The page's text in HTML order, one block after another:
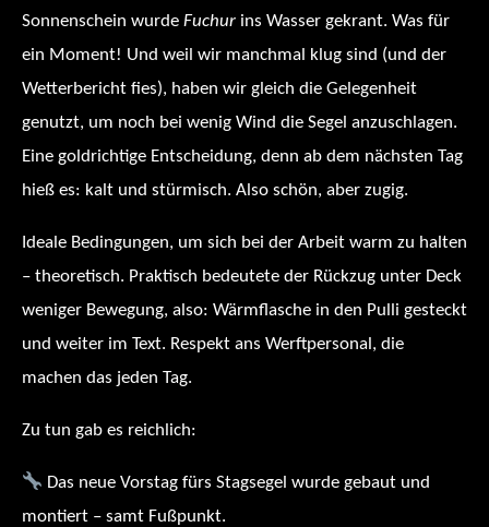
Sonnenschein wurde Fuchur ins Wasser gekrant. Was für
ein Moment! Und weil wir manchmal klug sind (und der
Wetterbericht fies), haben wir gleich die Gelegenheit
genutzt, um noch bei wenig Wind die Segel anzuschlagen.
Eine goldrichtige Entscheidung, denn ab dem nächsten Tag
hieß es: kalt und stürmisch. Also schön, aber zugig.
Ideale Bedingungen, um sich bei der Arbeit warm zu halten
– theoretisch. Praktisch bedeutete der Rückzug unter Deck
weniger Bewegung, also: Wärmflasche in den Pulli gesteckt
und weiter im Text. Respekt ans Werftpersonal, die
machen das jeden Tag.
Zu tun gab es reichlich:
Das neue Vorstag fürs Stagsegel wurde gebaut und
montiert – samt Fußpunkt.